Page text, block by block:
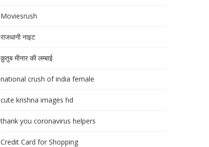
Moviesrush
राजधानी नाइट
क़ुतुब मीनार की लम्बाई
national crush of india female
cute krishna images hd
thank you coronavirus helpers
Credit Card for Shopping